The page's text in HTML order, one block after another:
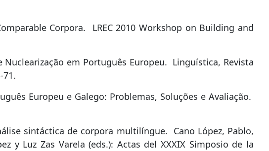
Corpora. LREC 2010 Workshop on Building and
em Português Europeu. Linguística, Revista
71.
Europeu e Galego: Problemas, Soluções e Avaliação.
sintáctica de corpora multilíngue. Cano López, Pablo,
y Luz Zas Varela (eds.): Actas del XXXIX Simposio de la